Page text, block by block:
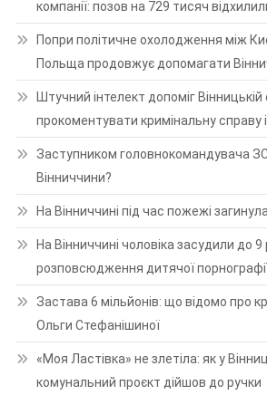
компанії: позов на 729 тисяч
Попри політичне охолодження між
Польща продовжує допомагати
Штучний інтелект допоміг
прокоментувати кримінальну справу
Заступником головнокомандувача
Вінниччини?
На Вінниччині під час пожежі
На Вінниччині чоловіка засудили до 9
розповсюдження дитячої
Застава 6 мільйонів: що відомо про
Ольги Стефанішиної
«Моя Ластівка» не злетіла: як у
комунальний проєкт дійшов до ручки